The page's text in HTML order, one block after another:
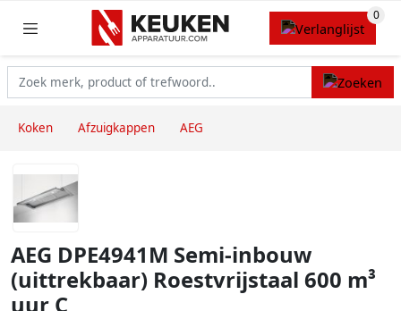
Koken Afzuigkappen AEG
AEG DPE4941M Semi-inbouw
(uittrekbaar) Roestvrijstaal 600 m³
uur C